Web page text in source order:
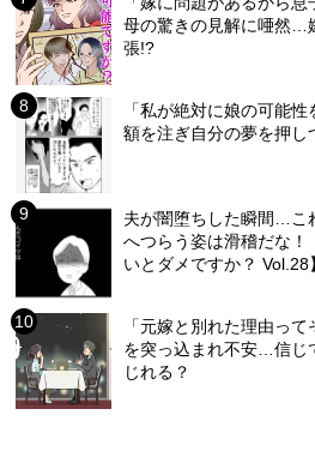
母の驚きの見解に唖然…
張!?
「私が絶対に娘の可能
額を注ぎ自分の夢を押し
夫が闇堕ちした瞬間…こ
へつらう姿は滑稽だな！
いとダメですか？ Vol.28
「元嫁と別れた理由っ
を突っ込まれ不安…信じ
じれる？